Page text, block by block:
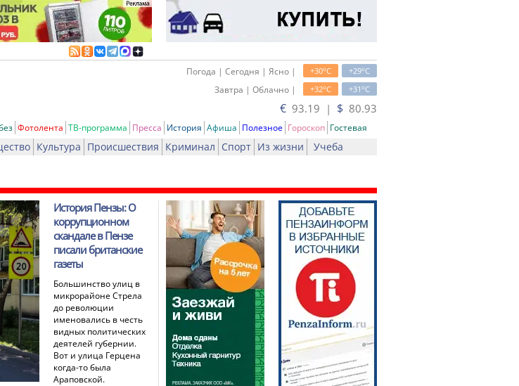
+29oC
+30oC
Погода | Сегодня | Ясно |
+31oC
+32oC
Завтра | Облачно |
€ 93.19 | $ 80.93
Фотолента ТВ-программа Пресса История Афиша Полезное Гороскоп Гостевая
Культура Происшествия Криминал Спорт Из жизни Учеба
История Пензы: О
коррупционном
скандале в Пензе
писали британские
газеты
Большинство улиц в
микрорайоне Стрела
до революции
именовались в честь
видных политических
деятелей губернии.
Вот и улица Герцена
когда-то была
Араповской.